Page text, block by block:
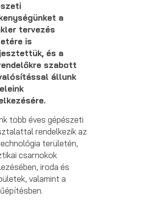
a
tervezés
is
és a
szabott
állunk
több éves gépészeti
rendelkezik az
területén,
csarnokok
iroda és
valamint a